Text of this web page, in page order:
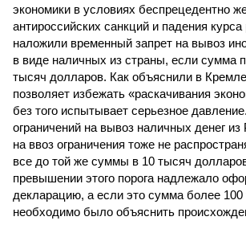
экономики в условиях беспрецедентно
антироссийских санкций и падения
наложили временный запрет на вывоз
в виде наличных из страны, если сумма
тысяч долларов. Как объяснили в
позволяет избежать «раскачивания
без того испытывает серьезное
ограничений на вывоз наличных денег
на ввоз ограничения тоже не
все до той же суммы в 10 тысяч
превышении этого порога надлежало
декларацию, а если это сумма более 100
необходимо было объяснить